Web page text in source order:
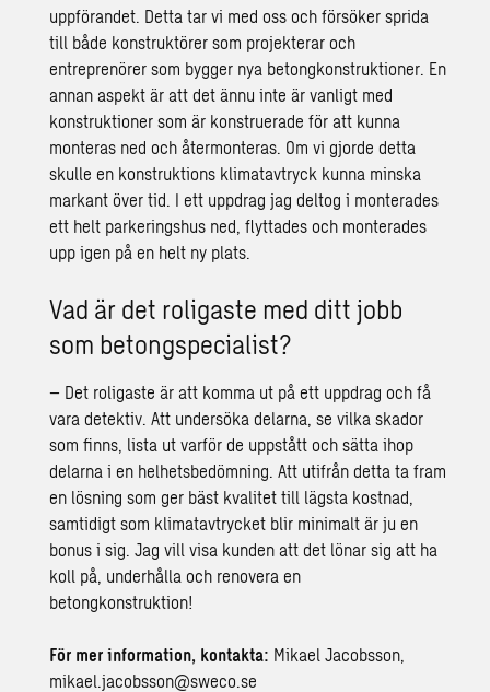
uppförandet. Detta tar vi med oss och försöker sprida
till både konstruktörer som projekterar och
entreprenörer som bygger nya betongkonstruktioner. En
annan aspekt är att det ännu inte är vanligt med
konstruktioner som är konstruerade för att kunna
monteras ned och återmonteras. Om vi gjorde detta
skulle en konstruktions klimatavtryck kunna minska
markant över tid. I ett uppdrag jag deltog i monterades
ett helt parkeringshus ned, flyttades och monterades
upp igen på en helt ny plats.
Vad är det roligaste med ditt jobb
som betongspecialist?
– Det roligaste är att komma ut på ett uppdrag och få
vara detektiv. Att undersöka delarna, se vilka skador
som finns, lista ut varför de uppstått och sätta ihop
delarna i en helhetsbedömning. Att utifrån detta ta fram
en lösning som ger bäst kvalitet till lägsta kostnad,
samtidigt som klimatavtrycket blir minimalt är ju en
bonus i sig. Jag vill visa kunden att det lönar sig att ha
koll på, underhålla och renovera en
betongkonstruktion!
För mer information, kontakta: Mikael Jacobsson,
mikael.jacobsson@sweco.se